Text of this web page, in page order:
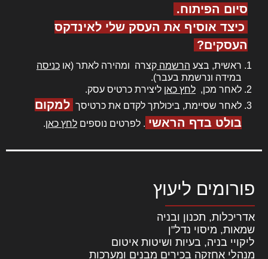
סיום הפיתוח.
כיצד אוסיף את העסק שלי לאינדקס
העסקים?
ראשית, בצע הרשמה קצרה ומהירה לאתר (או כניסה
במידה ונרשמת בעבר).
לאחר מכן, לחץ כאן ליצירת כרטיס עסק.
לאחר שסיימת, ביכולתך לקדם את כרטיסך למקום
בולט בדף הראשי . לפרטים נוספים לחץ כאן.
פורומים ליעוץ
אדריכלות, תכנון ובניה
שמאות, מיסוי נדל"ן
ליקויי בניה, בעיות ושיטות איטום
מנהלי אחזקה בכירים מבנים ומערכות